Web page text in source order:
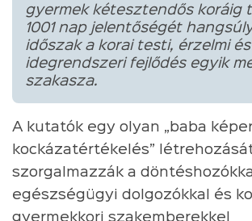
gyermek kétesztendős koráig
1001 nap jelentőségét
időszak a korai testi, érzelmi és
idegrendszeri fejlődés egyik
szakasza.
A kutatók egy olyan „baba
kockázatértékelés”
szorgalmazzák a
egészségügyi dolgozókkal és
gyermekkori szakemberekkel